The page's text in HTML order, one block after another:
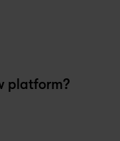
platform?